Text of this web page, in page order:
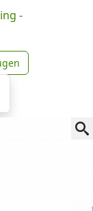
-
Telegram